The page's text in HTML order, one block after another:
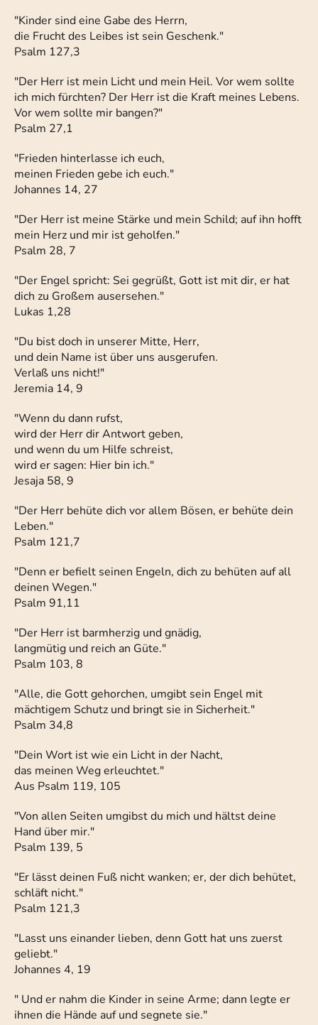
"Kinder sind eine Gabe des Herrn,
die Frucht des Leibes ist sein Geschenk."
Psalm 127,3
"Der Herr ist mein Licht und mein Heil. Vor wem sollte
ich mich fürchten? Der Herr ist die Kraft meines Lebens.
Vor wem sollte mir bangen?"
Psalm 27,1
"Frieden hinterlasse ich euch,
meinen Frieden gebe ich euch."
Johannes 14, 27
"Der Herr ist meine Stärke und mein Schild; auf ihn hofft
mein Herz und mir ist geholfen."
Psalm 28, 7
"Der Engel spricht: Sei gegrüßt, Gott ist mit dir, er hat
dich zu Großem ausersehen."
Lukas 1,28
"Du bist doch in unserer Mitte, Herr,
und dein Name ist über uns ausgerufen.
Verlaß uns nicht!"
Jeremia 14, 9
"Wenn du dann rufst,
wird der Herr dir Antwort geben,
und wenn du um Hilfe schreist,
wird er sagen: Hier bin ich."
Jesaja 58, 9
"Der Herr behüte dich vor allem Bösen, er behüte dein
Leben."
Psalm 121,7
"Denn er befielt seinen Engeln, dich zu behüten auf all
deinen Wegen."
Psalm 91,11
"Der Herr ist barmherzig und gnädig,
langmütig und reich an Güte."
Psalm 103, 8
"Alle, die Gott gehorchen, umgibt sein Engel mit
mächtigem Schutz und bringt sie in Sicherheit."
Psalm 34,8
"Dein Wort ist wie ein Licht in der Nacht,
das meinen Weg erleuchtet."
Aus Psalm 119, 105
"Von allen Seiten umgibst du mich und hältst deine
Hand über mir."
Psalm 139, 5
"Er lässt deinen Fuß nicht wanken; er, der dich behütet,
schläft nicht."
Psalm 121,3
"Lasst uns einander lieben, denn Gott hat uns zuerst
geliebt."
Johannes 4, 19
" Und er nahm die Kinder in seine Arme; dann legte er
ihnen die Hände auf und segnete sie."